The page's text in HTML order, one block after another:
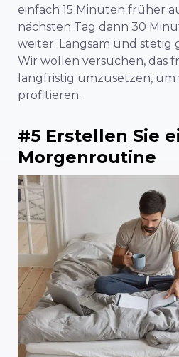
einfach 15 Minuten früher
nächsten Tag dann 30
weiter. Langsam und stetig
Wir wollen versuchen, das
langfristig umzusetzen,
profitieren.
#5 Erstellen Sie
Morgenroutine